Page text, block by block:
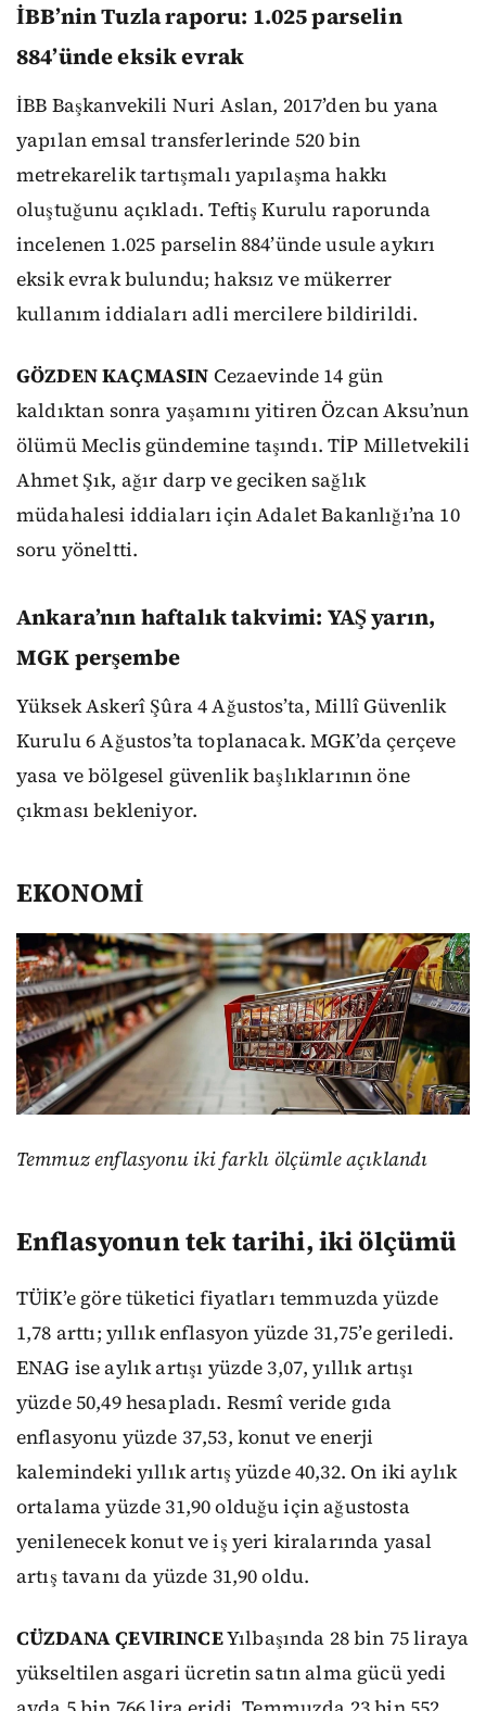
İBB’nin Tuzla raporu: 1.025 parselin
884’ünde eksik evrak
İBB Başkanvekili Nuri Aslan, 2017’den bu yana
yapılan emsal transferlerinde 520 bin
metrekarelik tartışmalı yapılaşma hakkı
oluştuğunu açıkladı. Teftiş Kurulu raporunda
incelenen 1.025 parselin 884’ünde usule aykırı
eksik evrak bulundu; haksız ve mükerrer
kullanım iddiaları adli mercilere bildirildi.
GÖZDEN KAÇMASIN Cezaevinde 14 gün
kaldıktan sonra yaşamını yitiren Özcan Aksu’nun
ölümü Meclis gündemine taşındı. TİP Milletvekili
Ahmet Şık, ağır darp ve geciken sağlık
müdahalesi iddiaları için Adalet Bakanlığı’na 10
soru yöneltti.
Ankara’nın haftalık takvimi: YAŞ yarın,
MGK perşembe
Yüksek Askerî Şûra 4 Ağustos’ta, Millî Güvenlik
Kurulu 6 Ağustos’ta toplanacak. MGK’da çerçeve
yasa ve bölgesel güvenlik başlıklarının öne
çıkması bekleniyor.
EKONOMİ
Temmuz enflasyonu iki farklı ölçümle açıklandı
Enflasyonun tek tarihi, iki ölçümü
TÜİK’e göre tüketici fiyatları temmuzda yüzde
1,78 arttı; yıllık enflasyon yüzde 31,75’e geriledi.
ENAG ise aylık artışı yüzde 3,07, yıllık artışı
yüzde 50,49 hesapladı. Resmî veride gıda
enflasyonu yüzde 37,53, konut ve enerji
kalemindeki yıllık artış yüzde 40,32. On iki aylık
ortalama yüzde 31,90 olduğu için ağustosta
yenilenecek konut ve iş yeri kiralarında yasal
artış tavanı da yüzde 31,90 oldu.
CÜZDANA ÇEVIRINCEYılbaşında 28 bin 75 liraya
yükseltilen asgari ücretin satın alma gücü yedi